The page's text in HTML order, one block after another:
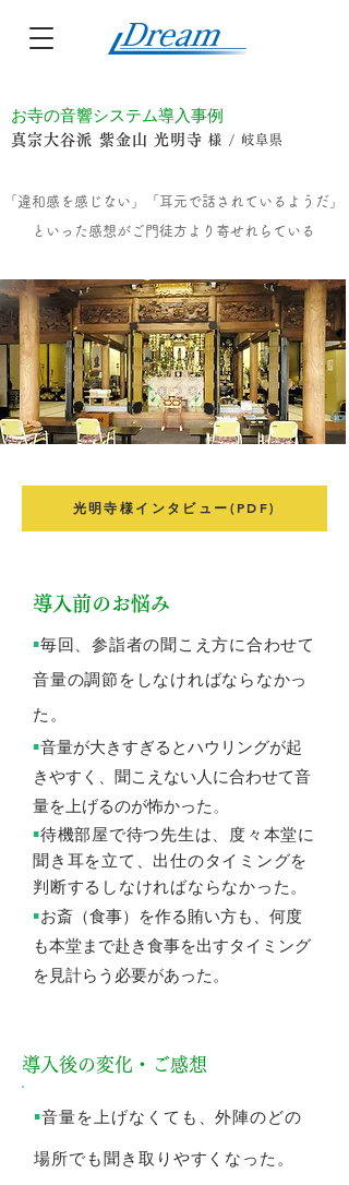
お寺の音響システム導入事例
真宗大谷派 紫金山 光明寺 ​様 / 岐阜県
「違和感を感じない」 ​「耳元で話されているようだ」
といった感想がご門徒方より寄せれらている
光明寺様インタビュー(PDF)
導入前のお悩み
▪️毎回、参詣者の聞こえ方に合わせて
音量の調節をしなければならなかっ
た。
▪️音量が大きすぎるとハウリングが起
きやすく、聞こえない人に合わせて音
量を上げるのが怖かった。
▪️待機部屋で待つ先生は、度々本堂に
聞き耳を立て、出仕のタイミングを
判断​するしなければならなかった。
▪️お斎（食事）を作る賄い方も、何度
も本堂まで赴き食事を出すタイミング
を見計らう必要があった​。
導入後の変化・ご感想
▪️音量を上げなくても 、外陣のどの
場所でも聞き取りやすくなった。